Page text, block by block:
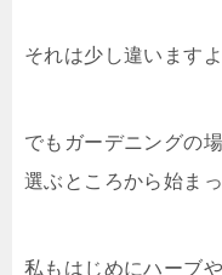
それは少し違いますよ
でもガーデニングの
選ぶところから始ま
私もはじめにハーブ